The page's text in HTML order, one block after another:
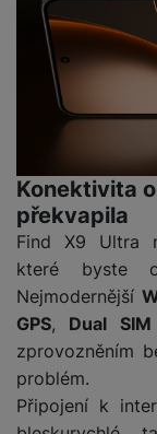
Konektivita
překvapila
Find X9 Ultra
které byste
Nejmodernější
GPS, Dual SIM
zprovozněním
problém.
Připojení k